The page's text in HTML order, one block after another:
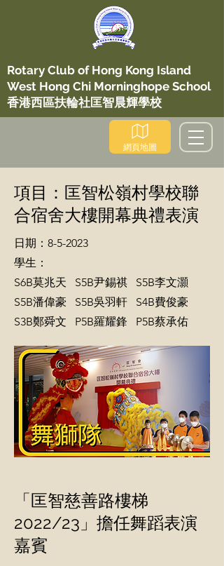
Rotary Club of Hong Kong Island
West Hong Chi Morninghope School
香港西區扶輪社匡智晨輝學校
網頁地圖
項目：匡智松嶺村學校聯
合宿舍大樓開幕典禮表演
日期：8-5-2023
學生：
S6B莫兆天 S5B尹錫祺 S5B李文灝
S5B潘偉豪 S5B吳羽軒 S4B費俊豪
S3B鄭舜文 P5B羅耀鋒 P5B蔡承佑
「匡智慈善路樓梯
2022/23」擔任舞蹈表演
嘉賓